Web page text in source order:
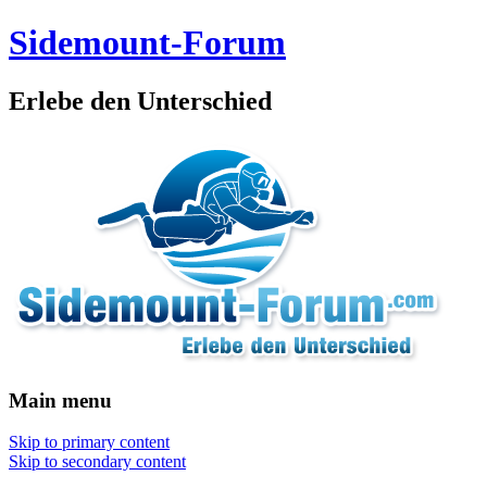
Sidemount-Forum
Erlebe den Unterschied
Main menu
Skip to primary content
Skip to secondary content